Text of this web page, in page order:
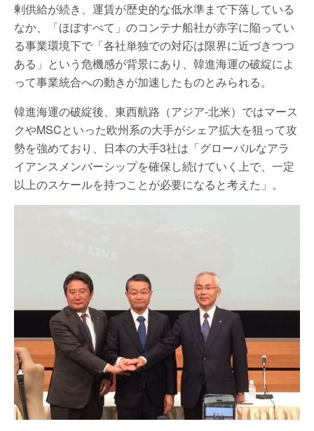
剰供給が続き、運賃が歴史的な低水準まで下落している
なか、「ほぼすべて」のコンテナ船社が赤字に陥ってい
る事業環境下で「各社単独での対応は限界に近づきつつ
ある」という危機感が背景にあり、韓進海運の破綻によ
って事業統合への動きが加速したものとみられる。
韓進海運の破綻後、東西航路（アジア-北米）ではマース
クやMSCといった欧州系の大手がシェア拡大を狙って攻
勢を強めており、日本の大手3社は「グローバルなアラ
イアンスメンバーシップを確保し続けていく上で、一定
以上のスケールを持つことが必要になると考えた」。